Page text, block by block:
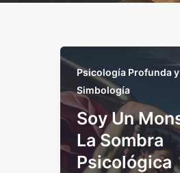
Psicología Profunda y
Simbología
Soy Un
La Sombra
Psicológica